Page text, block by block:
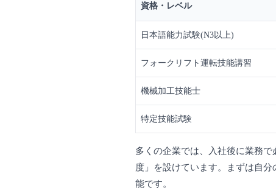
資格・レベル
日本語能力試験(N3以上)
フォークリフト運転技能講習
機械加工技能士
特定技能試験
多くの企業では、入社後に業務
度」を設けています。まずは自
能です。